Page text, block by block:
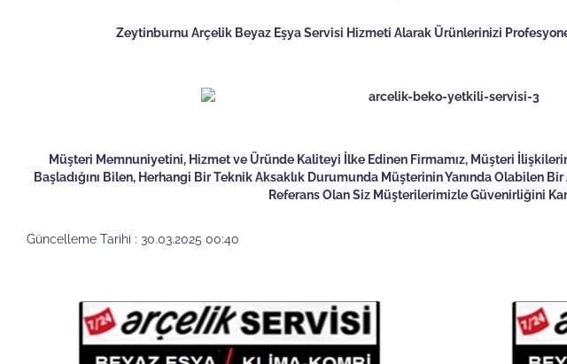
Zeytinburnu Arçelik Beyaz Eşya Servisi Hizmeti Alarak Ürünlerinizi
Müşteri Memnuniyetini, Hizmet ve Üründe Kaliteyi İlke Edinen Firmamız, Müşteri
Başladığını Bilen, Herhangi Bir Teknik Aksaklık Durumunda Müşterinin Yanında Olabilen
Referans Olan Siz Müşterilerimizle Güvenirliğini
Güncelleme Tarihi : 30.03.2025 00:40